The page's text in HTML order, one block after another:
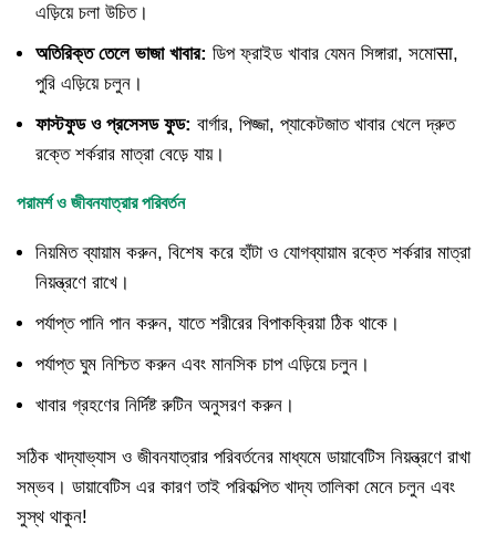
এড়িয়ে চলা উচিত।
অতিরিক্ত তেলে ভাজা খাবার: ডিপ ফ্রাইড খাবার যেমন সিঙ্গারা, সমোसा,
পুরি এড়িয়ে চলুন।
ফাস্টফুড ও প্রসেসড ফুড: বার্গার, পিজ্জা, প্যাকেটজাত খাবার খেলে দ্রুত
রক্তে শর্করার মাত্রা বেড়ে যায়।
পরামর্শ ও জীবনযাত্রার পরিবর্তন
নিয়মিত ব্যায়াম করুন, বিশেষ করে হাঁটা ও যোগব্যায়াম রক্তে শর্করার মাত্রা
নিয়ন্ত্রণে রাখে।
পর্যাপ্ত পানি পান করুন, যাতে শরীরের বিপাকক্রিয়া ঠিক থাকে।
পর্যাপ্ত ঘুম নিশ্চিত করুন এবং মানসিক চাপ এড়িয়ে চলুন।
খাবার গ্রহণের নির্দিষ্ট রুটিন অনুসরণ করুন।
সঠিক খাদ্যাভ্যাস ও জীবনযাত্রার পরিবর্তনের মাধ্যমে ডায়াবেটিস নিয়ন্ত্রণে রাখা
সম্ভব। ডায়াবেটিস এর কারণ তাই পরিকল্পিত খাদ্য তালিকা মেনে চলুন এবং
সুস্থ থাকুন!